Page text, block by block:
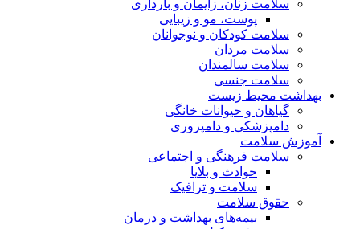
سلامت زنان، زایمان و بارداری
پوست، مو و زیبایی
سلامت کودکان و نوجوانان
سلامت مردان
سلامت سالمندان
سلامت جنسی
بهداشت محیط زیست
گیاهان و حیوانات خانگی
دامپزشکی و دامپروری
آموزش سلامت
سلامت فرهنگی و اجتماعی
حوادث و بلایا
سلامت و ترافیک
حقوق سلامت
بیمه‌های بهداشت و درمان